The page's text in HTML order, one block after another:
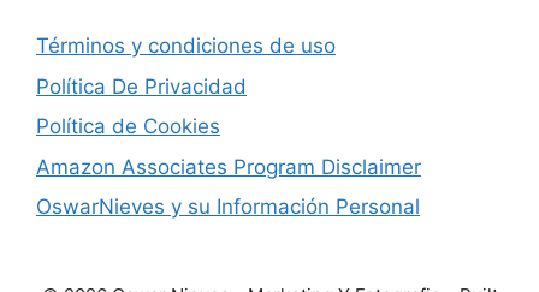
Términos y condiciones de uso
Política De Privacidad
Política de Cookies
Amazon Associates Program Disclaimer
OswarNieves y su Información Personal